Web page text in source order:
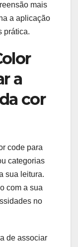
mais
a aplicação
prática.
a
cor
code para
categorias
sua leitura.
com a sua
no
de associar